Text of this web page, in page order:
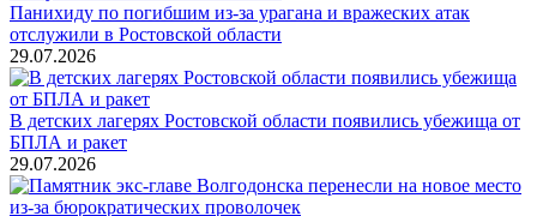
Панихиду по погибшим из-за урагана и вражеских атак
отслужили в Ростовской области
29.07.2026
В детских лагерях Ростовской области появились убежища от
БПЛА и ракет
29.07.2026